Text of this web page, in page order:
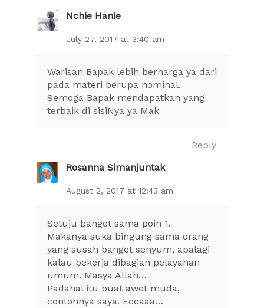
Nchie Hanie
July 27, 2017 at 3:40 am
Warisan Bapak lebih berharga ya dari
pada materi berupa nominal.
Semoga Bapak mendapatkan yang
terbaik di sisiNya ya Mak
Reply
Rosanna Simanjuntak
August 2, 2017 at 12:43 am
Setuju banget sama poin 1.
Makanya suka bingung sama orang
yang susah banget senyum, apalagi
kalau bekerja dibagian pelayanan
umum. Masya Allah…
Padahal itu buat awet muda,
contohnya saya. Eeeaaa…